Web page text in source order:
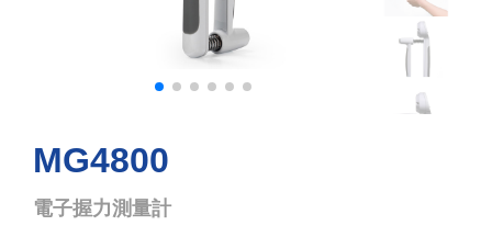
MG4800
電子握力測量計